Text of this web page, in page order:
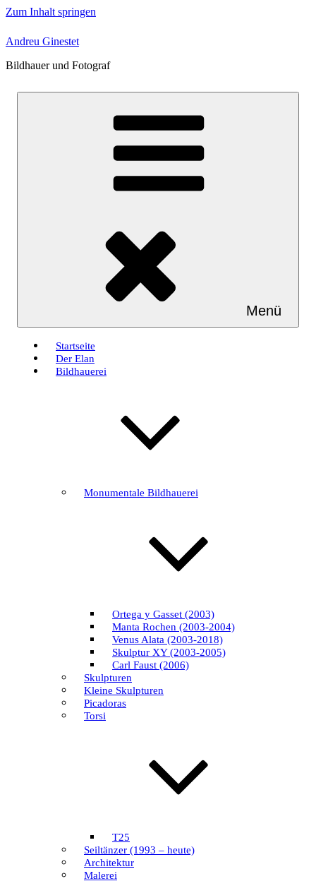
Zum Inhalt springen
Andreu Ginestet
Bildhauer und Fotograf
Menü
Startseite
Der Elan
Bildhauerei
Monumentale Bildhauerei
Ortega y Gasset (2003)
Manta Rochen (2003-2004)
Venus Alata (2003-2018)
Skulptur XY (2003-2005)
Carl Faust (2006)
Skulpturen
Kleine Skulpturen
Picadoras
Torsi
T25
Seiltänzer (1993 – heute)
Architektur
Malerei